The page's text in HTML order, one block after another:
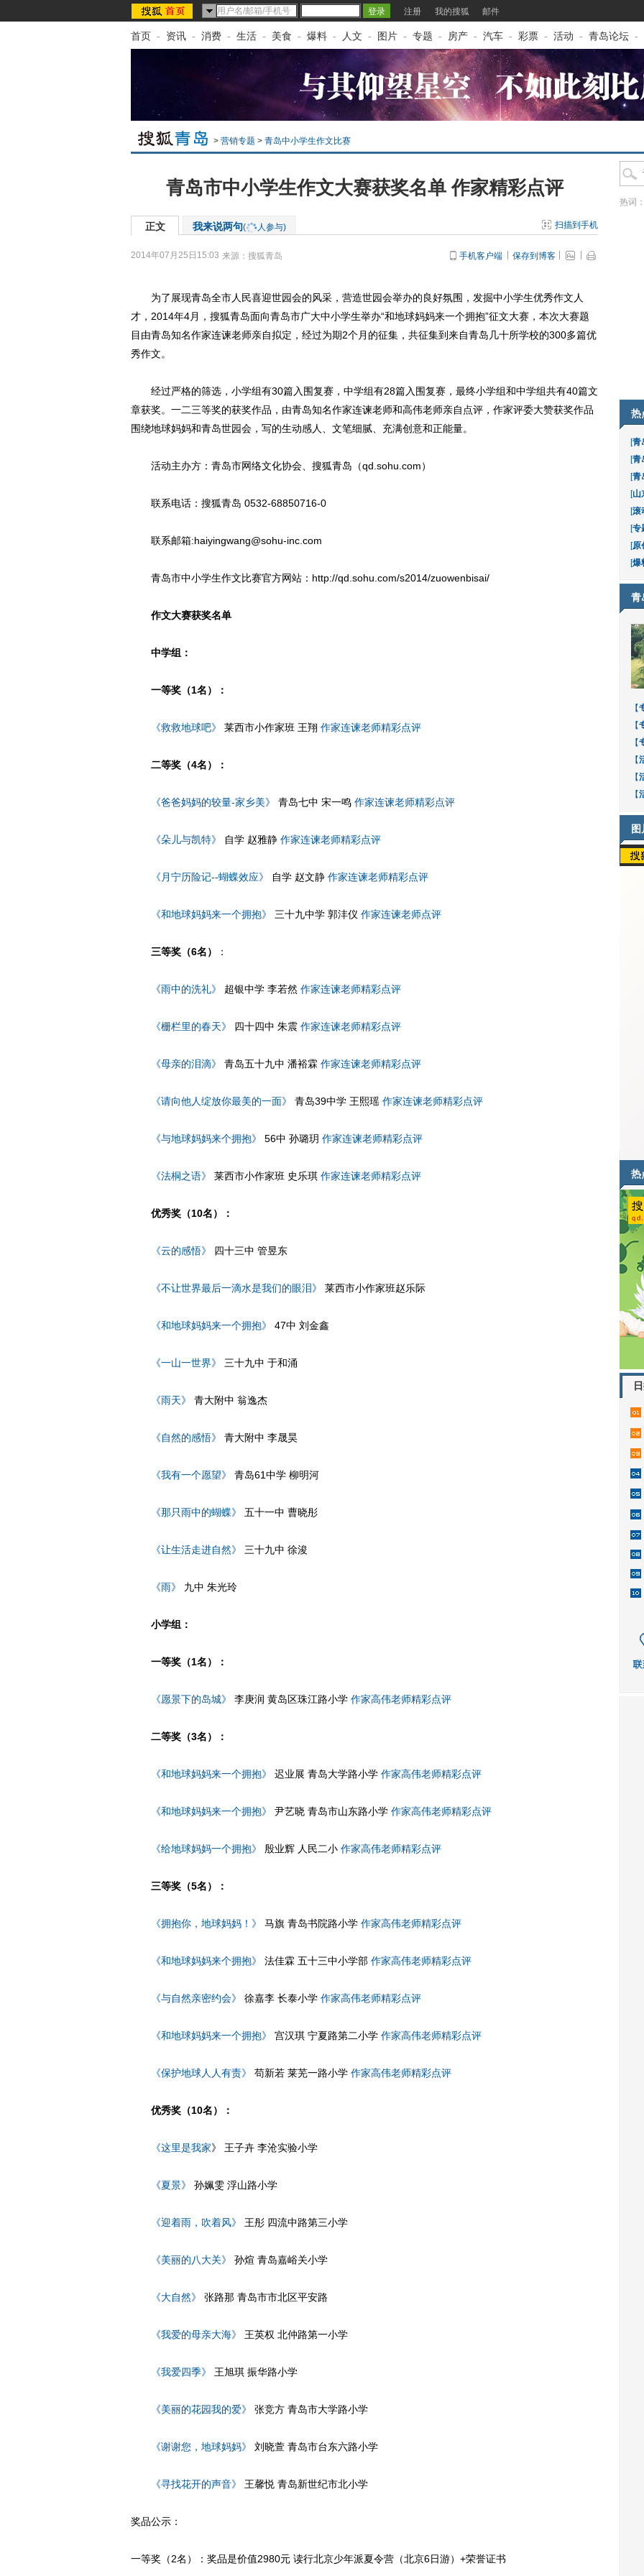
注册 我的搜狐 邮件
首页 - 资讯 - 消费 - 生活 - 美食 - 爆料 - 人文 - 图片 - 专题 - 房产 - 汽车 - 彩票 - 活动 - 青岛论坛 -
> 营销专题 > 青岛中小学生作文比赛
青岛市中小学生作文大赛获奖名单 作家精彩点评
正文 我来说两句( 人参与) 扫描到手机
2014年07月25日15:03 来源： 搜狐青岛 手机客户端 保存到博客
为了展现青岛全市人民喜迎世园会的风采，营造世园会举办的良好氛围，发掘中小学生优秀作文人
才，2014年4月，搜狐青岛面向青岛市广大中小学生举办“和地球妈妈来一个拥抱”征文大赛，本次大赛题
目由青岛知名作家连谏老师亲自拟定，经过为期2个月的征集，共征集到来自青岛几十所学校的300多篇优
秀作文。
经过严格的筛选，小学组有30篇入围复赛，中学组有28篇入围复赛，最终小学组和中学组共有40篇文
章获奖。一二三等奖的获奖作品，由青岛知名作家连谏老师和高伟老师亲自点评，作家评委大赞获奖作品
围绕地球妈妈和青岛世园会，写的生动感人、文笔细腻、充满创意和正能量。
活动主办方：青岛市网络文化协会、搜狐青岛（qd.sohu.com）
联系电话：搜狐青岛 0532-68850716-0
联系邮箱:haiyingwang@sohu-inc.com
青岛市中小学生作文比赛官方网站：http://qd.sohu.com/s2014/zuowenbisai/
作文大赛获奖名单
中学组：
一等奖（1名）：
《救救地球吧》 莱西市小作家班 王翔 作家连谏老师精彩点评
二等奖（4名）：
《爸爸妈妈的较量-家乡美》 青岛七中 宋一鸣 作家连谏老师精彩点评
《朵儿与凯特》 自学 赵雅静 作家连谏老师精彩点评
《月宁历险记--蝴蝶效应》 自学 赵文静 作家连谏老师精彩点评
《和地球妈妈来一个拥抱》 三十九中学 郭沣仪 作家连谏老师点评
三等奖（6名） ：
《雨中的洗礼》 超银中学 李若然 作家连谏老师精彩点评
《栅栏里的春天》 四十四中 朱震 作家连谏老师精彩点评
《母亲的泪滴》 青岛五十九中 潘裕霖 作家连谏老师精彩点评
《请向他人绽放你最美的一面》 青岛39中学 王熙瑶 作家连谏老师精彩点评
《与地球妈妈来个拥抱》 56中 孙璐玥 作家连谏老师精彩点评
《法桐之语》 莱西市小作家班 史乐琪 作家连谏老师精彩点评
优秀奖（10名）：
《云的感悟》 四十三中 管昱东
《不让世界最后一滴水是我们的眼泪》 莱西市小作家班赵乐际
《和地球妈妈来一个拥抱》 47中 刘金鑫
《一山一世界》 三十九中 于和涌
《雨天》 青大附中 翁逸杰
《自然的感悟》 青大附中 李晟昊
《我有一个愿望》 青岛61中学 柳明河
《那只雨中的蝴蝶》 五十一中 曹晓彤
《让生活走进自然》 三十九中 徐浚
《雨》 九中 朱光玲
小学组：
一等奖（1名）：
《愿景下的岛城》 李庚润 黄岛区珠江路小学 作家高伟老师精彩点评
二等奖（3名）：
《和地球妈妈来一个拥抱》 迟业展 青岛大学路小学 作家高伟老师精彩点评
《和地球妈妈来一个拥抱》 尹艺晓 青岛市山东路小学 作家高伟老师精彩点评
《给地球妈妈一个拥抱》 殷业辉 人民二小 作家高伟老师精彩点评
三等奖（5名）：
《拥抱你，地球妈妈！》 马旗 青岛书院路小学 作家高伟老师精彩点评
《和地球妈妈来个拥抱》 法佳霖 五十三中小学部 作家高伟老师精彩点评
《与自然亲密约会》 徐嘉李 长泰小学 作家高伟老师精彩点评
《和地球妈妈来一个拥抱》 宫汉琪 宁夏路第二小学 作家高伟老师精彩点评
《保护地球人人有责》 苟新若 莱芜一路小学 作家高伟老师精彩点评
优秀奖（10名）：
《这里是我家》 王子卉 李沧实验小学
《夏景》 孙姵雯 浮山路小学
《迎着雨，吹着风》 王彤 四流中路第三小学
《美丽的八大关》 孙煊 青岛嘉峪关小学
《大自然》 张路那 青岛市市北区平安路
《我爱的母亲大海》 王英权 北仲路第一小学
《我爱四季》 王旭琪 振华路小学
《美丽的花园我的爱》 张竞方 青岛市大学路小学
《谢谢您，地球妈妈》 刘晓萱 青岛市台东六路小学
《寻找花开的声音》 王馨悦 青岛新世纪市北小学
奖品公示：
一等奖（2名）：奖品是价值2980元 读行北京少年派夏令营（北京6日游）+荣誉证书
热词
热
[青
[青
[青
[山
[滚
[专
[原
[爆
青
【
【
【
【
【
【
热